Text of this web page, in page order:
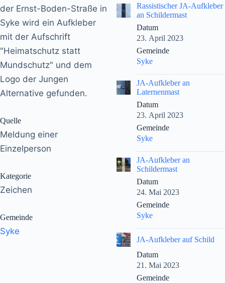
der Ernst-Boden-Straße in
Syke wird ein Aufkleber
mit der Aufschrift
"Heimatschutz statt
Mundschutz" und dem
Logo der Jungen
Alternative gefunden.
Quelle
Meldung einer
Einzelperson
Kategorie
Zeichen
Gemeinde
Syke
Rassistischer JA-Aufkleber
an Schildermast
Datum
23. April 2023
Gemeinde
Syke
|
JA-Aufkleber an
Laternenmast
Datum
23. April 2023
Gemeinde
Syke
|
JA-Aufkleber an
Schildermast
Datum
24. Mai 2023
Gemeinde
Syke
JA-Aufkleber auf Schild
Datum
21. Mai 2023
Gemeinde